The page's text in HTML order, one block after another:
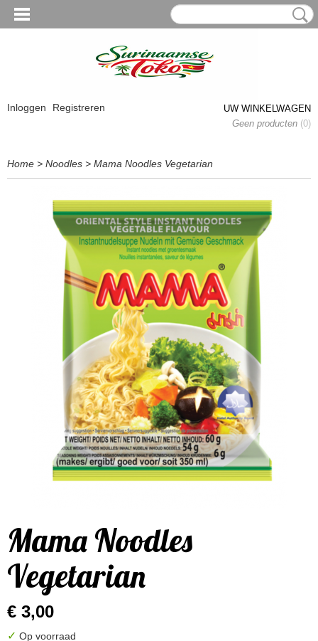
Inloggen Registreren
UW WINKELWAGEN
Geen producten (0)
Home > Noodles > Mama Noodles Vegetarian
Mama Noodles
Vegetarian
€ 3,00
✓ Op voorraad